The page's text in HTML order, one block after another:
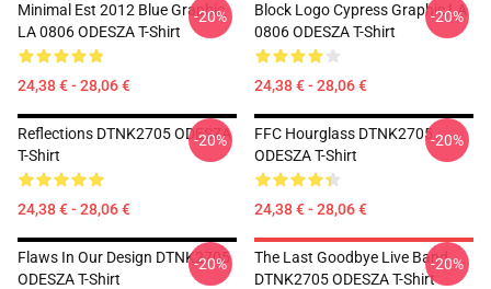
Minimal Est 2012 Blue Graphic
LA 0806 ODESZA T-Shirt
24,38 € - 28,06 €
-20%
Block Logo Cypress Graphic LA
0806 ODESZA T-Shirt
24,38 € - 28,06 €
-20%
Reflections DTNK2705 ODESZA
T-Shirt
24,38 € - 28,06 €
-20%
FFC Hourglass DTNK2705
ODESZA T-Shirt
24,38 € - 28,06 €
-20%
Flaws In Our Design DTNK2705
ODESZA T-Shirt
-20%
The Last Goodbye Live Band
DTNK2705 ODESZA T-Shirt
-20%